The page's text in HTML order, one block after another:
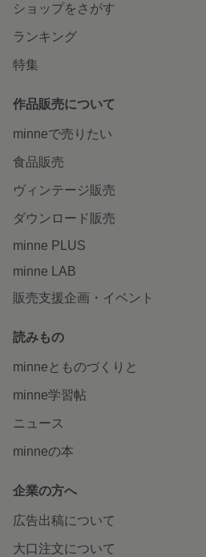
ショップをさがす
ランキング
特集
作品販売について
minneで売りたい
食品販売
ヴィンテージ販売
ダウンロード販売
minne PLUS
minne LAB
販売支援企画・イベント
読みもの
minneとものづくりと
minne学習帖
ニュース
minneの本
企業の方へ
広告出稿について
大口注文について